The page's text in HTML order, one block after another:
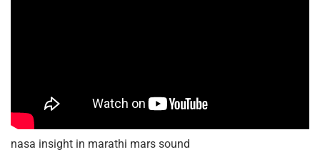
nasa insight in marathi mars sound